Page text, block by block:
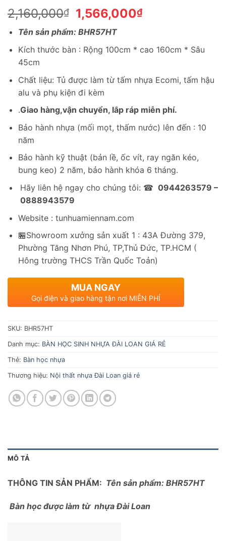
2,160,000₫
Giá
gốc
là:
2,160,000₫.
1,566,000₫Giá
là:
Tên sản phẩm: BHR57HT
Kích thước bàn : Rộng 100cm * cao 160cm * Sâu
45cm
Chất liệu: Tủ được làm từ tấm nhựa Ecomi, tấm hậu
alu và phụ kiện đi kèm
.Giao hàng,vận chuyển, lắp ráp miễn phí.
Bảo hành nhựa (mối mọt, thấm nước) lên đến : 10
năm
Bảo hành kỹ thuật (bản lề, ốc vít, ray ngăn kéo,
bung keo) 2 năm, bảo hành khóa 6 tháng.
Hãy liên hệ ngay cho chúng tôi: ☎ 0944263579 –
0888943579
Website : tunhuamiennam.com
🏪Showroom xưởng sản xuất 1 : 43A Đường 379,
Phường Tăng Nhơn Phú, TP,Thủ Đức, TP.HCM (
Hông trường THCS Trần Quốc Toản)
MUA NGAY
Gọi điện và giao hàng tận nơi MIỄN PHÍ
SKU: BHR57HT
Danh mục: BÀN HỌC SINH NHỰA ĐÀI LOAN GIÁ RẺ
Thẻ: Bàn học nhựa
Thương hiệu: Nội thất nhựa Đài Loan giá rẻ
MÔ TẢ
THÔNG TIN SẢN PHẨM: Tên sản phẩm: BHR57HT
Bàn học được làm từ nhựa Đài Loan